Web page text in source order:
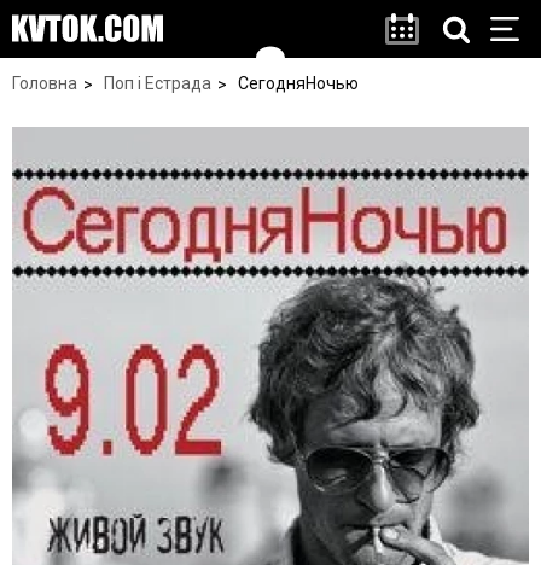
Головна Поп і Естрада СегодняНочью